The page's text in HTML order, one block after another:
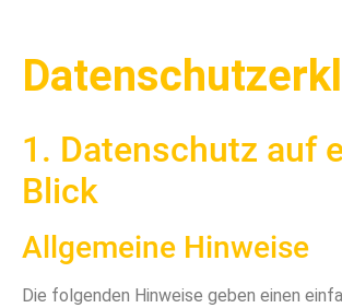
1. Datenschutz auf
Blick
Allgemeine Hinweise
Die folgenden Hinweise geben einen